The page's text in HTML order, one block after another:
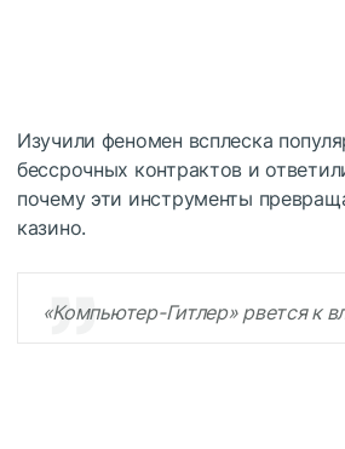
Изучили феномен всплеска
бессрочных контрактов и
почему эти инструменты
казино.
«Компьютер-Гитлер» рвется к